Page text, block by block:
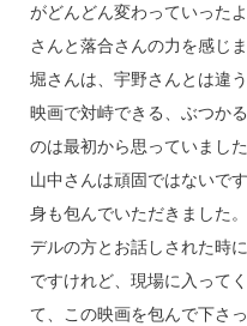
がどんどん変わっていった
さんと落合さんの力を感じま
堀さんは、宇野さんとは違
映画で対峙できる、ぶつか
のは最初から思っていました
山中さんは頑固ではないで
身も包んでいただきました
デルの方とお話しされた時
ですけれど、現場に入って
て、この映画を包んで下さ